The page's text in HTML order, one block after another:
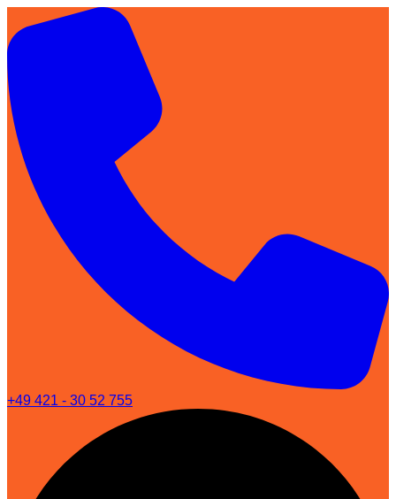
+49 421 - 30 52 755